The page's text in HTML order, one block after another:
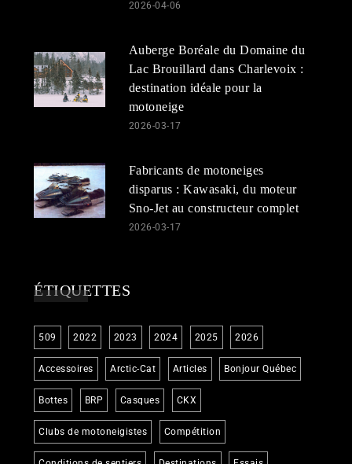
2026-04-06
Auberge Boréale du Domaine du
Lac Brouillard dans Charlevoix :
destination idéale pour la
motoneige
2026-03-17
Fabricants de motoneiges
disparus : Kawasaki, du moteur
Sno-Jet au constructeur complet
2026-03-17
ÉTIQUETTES
509 2022 2023 2024 2025 2026
Accessoires Arctic-Cat Articles Bonjour Québec
Bottes BRP Casques CKX
Clubs de motoneigistes Compétition